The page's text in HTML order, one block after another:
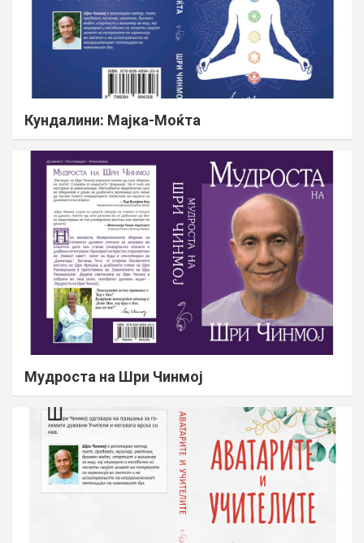
Кундалини: Мајка-Моќта
Мудроста на Шри Чинмој